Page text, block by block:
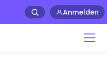
Anmelden